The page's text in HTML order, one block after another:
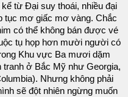
từ Đại suy thoái, nhiều đại
tục mơ giấc mơ vàng. Chắc
có thể không bán được vé
tụ họp hơn mười người có
Khu vực Ba mươi dặm
tranh ở Bắc Mỹ như Georgia,
Nhưng không phải
sẽ đột nhiên ngừng muốn